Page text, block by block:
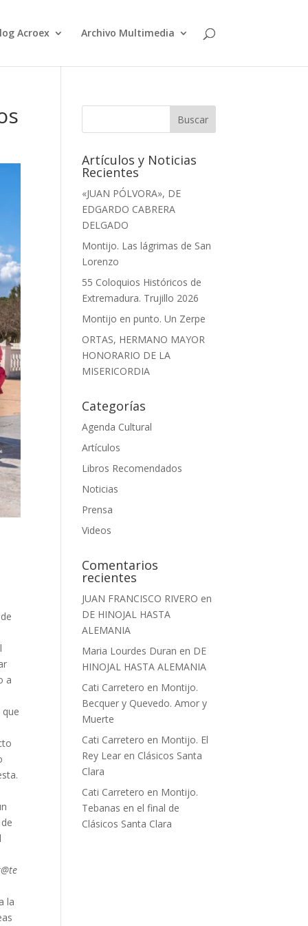
Acroex Archivo Multimedia
a
la
Artículos y Noticias
Recientes
«JUAN PÓLVORA», DE
EDGARDO CABRERA
DELGADO
Montijo. Las lágrimas de San
Lorenzo
55 Coloquios Históricos de
Extremadura. Trujillo 2026
Montijo en punto. Un Zerpe
ORTAS, HERMANO MAYOR
HONORARIO DE LA
MISERICORDIA
Categorías
Agenda Cultural
Artículos
Libros Recomendados
Noticias
Prensa
Videos
Comentarios
recientes
JUAN FRANCISCO RIVERO en
DE HINOJAL HASTA
ALEMANIA
Maria Lourdes Duran en DE
HINOJAL HASTA ALEMANIA
Cati Carretero en Montijo.
Becquer y Quevedo. Amor y
Muerte
Cati Carretero en Montijo. El
Rey Lear en Clásicos Santa
Clara
Cati Carretero en Montijo.
Tebanas en el final de
Clásicos Santa Clara